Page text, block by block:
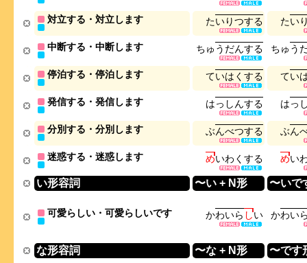
対立する・対立します たいりつする たい
中断する・中断します ちゅ う だんする ちゅ う
停泊する・停泊します ていは く する てい
発信する・発信します はっ し んする はっ
分別する・分別します ぶんべつする ぶん
迷惑する・迷惑します めいわ く する めい
い形容詞 〜い + N形 〜いで
可愛らしい・可愛らしいです かわいら しい かわい
な形容詞 〜な + N形 〜です